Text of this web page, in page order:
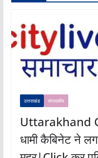
उत्तराखंड संपादकीय
Uttarakhand
धामी कैबिनेट ने